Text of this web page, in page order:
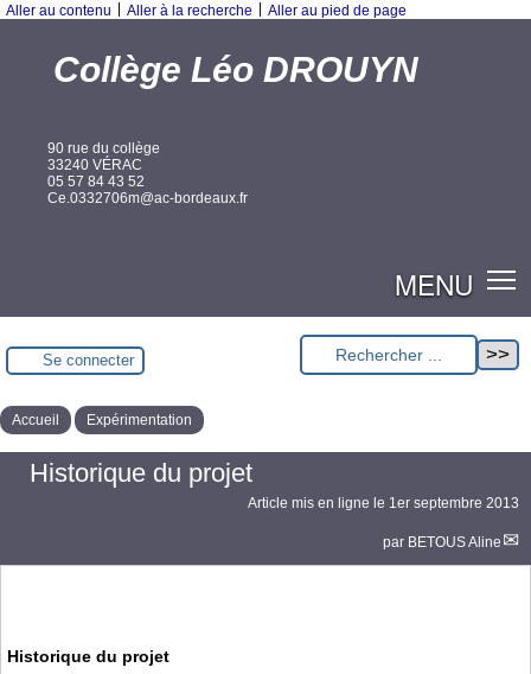
Aller au contenu Aller à la recherche Aller au pied de page
Collège Léo DROUYN
90 rue du collège
33240 VÉRAC
05 57 84 43 52
Ce.0332706m@ac-bordeaux.fr
MENU
Se connecter
Accueil Expérimentation
Historique du projet
Article mis en ligne le 1er septembre 2013
par BETOUS Aline
Historique du projet